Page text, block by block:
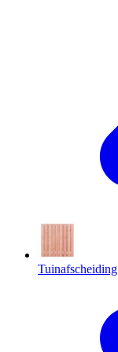
Tuinafscheiding